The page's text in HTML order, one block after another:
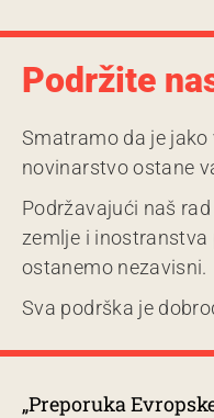
Podržite
Smatramo da je
novinarstvo ostane
Podržavajući naš
zemlje i
ostanemo nezavisni.
Sva podrška je
„Preporuka